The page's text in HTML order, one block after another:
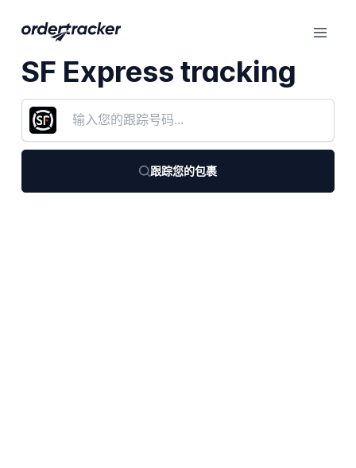
SF Express tracking
跟踪您的包裹